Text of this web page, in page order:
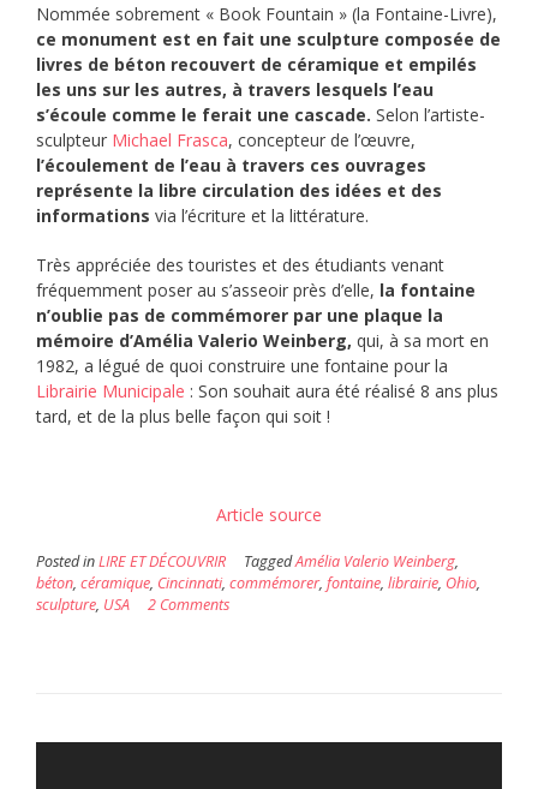
Nommée sobrement « Book Fountain » (la Fontaine-Livre),
ce monument est en fait une sculpture composée de
livres de béton recouvert de céramique et empilés
les uns sur les autres, à travers lesquels l’eau
s’écoule comme le ferait une cascade. Selon l’artiste-
sculpteur Michael Frasca, concepteur de l’œuvre,
l’écoulement de l’eau à travers ces ouvrages
représente la libre circulation des idées et des
informations via l’écriture et la littérature.
Très appréciée des touristes et des étudiants venant
fréquemment poser au s’asseoir près d’elle, la fontaine
n’oublie pas de commémorer par une plaque la
mémoire d’Amélia Valerio Weinberg, qui, à sa mort en
1982, a légué de quoi construire une fontaine pour la
Librairie Municipale : Son souhait aura été réalisé 8 ans plus
tard, et de la plus belle façon qui soit !
Article source
Posted inLIRE ET DÉCOUVRIR TaggedAmélia Valerio Weinberg,
béton, céramique, Cincinnati, commémorer, fontaine, librairie, Ohio,
sculpture, USA 2 Comments